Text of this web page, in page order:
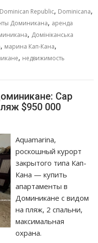
Dominican Republic, Dominicana,
Доминикана, аренда
, Домініканська
, марина Кап-Кана,
, недвижимость
Cap
$950 000
Aquamarina,
роскошный курорт
закрытого типа Кап-
Кана — купить
апартаменты в
Доминикане с видом
на пляж, 2 спальни,
максимальная
охрана.